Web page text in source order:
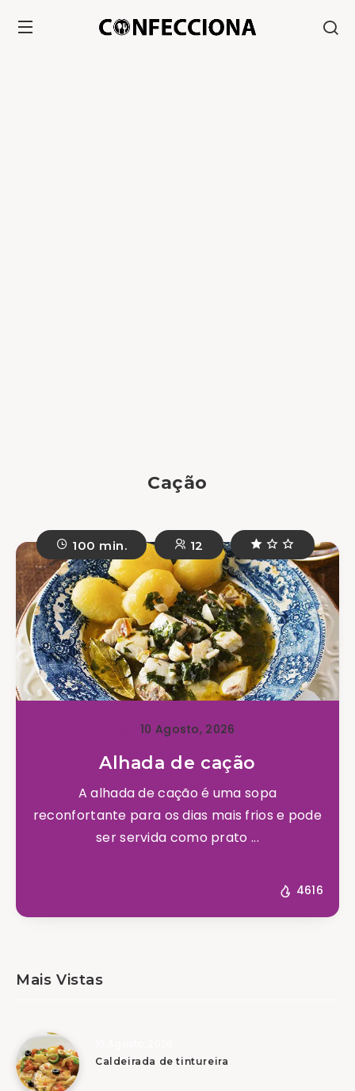
Cação
100 min. 12
10 Agosto, 2026
Alhada de cação
A alhada de cação é uma sopa
reconfortante para os dias mais frios e pode
ser servida como prato ...
4616
Mais Vistas
Caldeirada de tintureira